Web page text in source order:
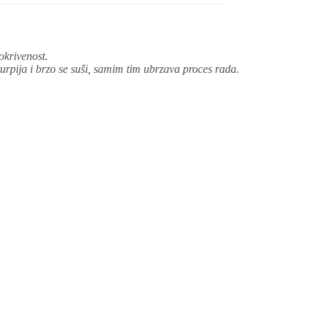
i brzo se suši, samim tim ubrzava proces rada.